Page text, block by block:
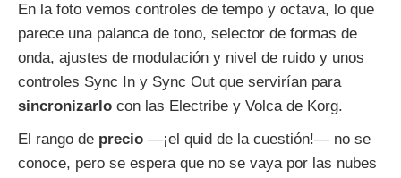
En la foto vemos controles de tempo y octava, lo que
parece una palanca de tono, selector de formas de
onda, ajustes de modulación y nivel de ruido y unos
controles Sync In y Sync Out que servirían para
sincronizarlo con las Electribe y Volca de Korg.
El rango de precio —¡el quid de la cuestión!— no se
conoce, pero se espera que no se vaya por las nubes